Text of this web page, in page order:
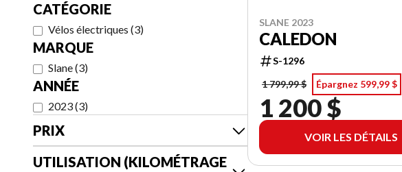
CATÉGORIE
Vélos électriques (3)
MARQUE
Slane(3)
ANNÉE
2023(3)
PRIX
UTILISATION (KILOMÉTRAGE
SLANE 2023
CALEDON
S-1296
1 799,99 $
Épargnez 599,99 $
1 200 $
VOIR LES DÉTAILS